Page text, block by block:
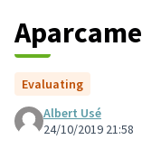
Evaluating
Albert Usé
24/10/2019 21:58